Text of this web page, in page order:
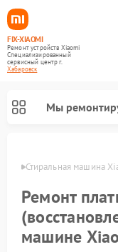
FIX-XIAOMI
Ремонт устройств Xiaomi
Специализированный
cервисный центр г.
Хабаровск
Мы
Стиральная машина
Ремонт
машине